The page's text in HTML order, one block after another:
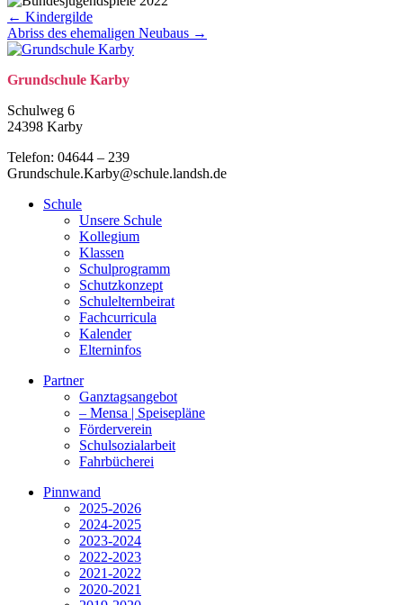
Posts
navigation
← Kindergilde
Abriss des ehemaligen Neubaus →
Grund­schule Karby
Schulweg 6
24398 Karby
Telefon: 04644 – 239
Grundschule.Karby@schule.landsh.de
Schule
Unsere Schule
Kollegium
Klassen
Schulprogramm
Schutzkonzept
Schulelternbeirat
Fachcurricula
Kalender
Elterninfos
Partner
Ganztagsangebot
– Mensa | Speisepläne
Förderverein
Schulsozialarbeit
Fahrbücherei
Pinnwand
2025-2026
2024-2025
2023-2024
2022-2023
2021-2022
2020-2021